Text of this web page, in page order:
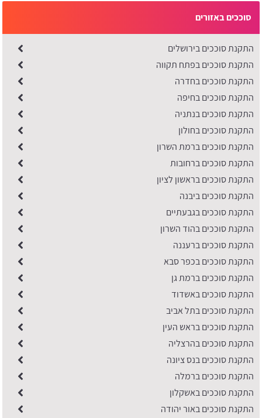
סוככים באזורים
התקנת סוככים בירושלים
התקנת סוככים בפתח תקווה
התקנת סוככים בחדרה
התקנת סוככים בחיפה
התקנת סוככים בנתניה
התקנת סוככים בחולון
התקנת סוככים ברמת השרון
התקנת סוככים ברחובות
התקנת סוככים בראשון לציון
התקנת סוככים ביבנה
התקנת סוככים בגבעתיים
התקנת סוככים בהוד השרון
התקנת סוככים ברעננה
התקנת סוככים בכפר סבא
התקנת סוככים ברמת גן
התקנת סוככים באשדוד
התקנת סוככים בתל אביב
התקנת סוככים בראש העין
התקנת סוככים בהרצליה
התקנת סוככים בנס ציונה
התקנת סוככים ברמלה
התקנת סוככים באשקלון
התקנת סוככים באור יהודה